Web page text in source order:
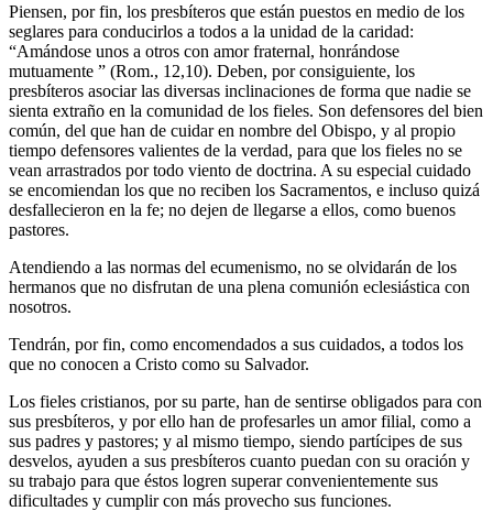
Piensen, por fin, los presbíteros que están puestos en medio de los
seglares para conducirlos a todos a la unidad de la caridad:
“Amándose unos a otros con amor fraternal, honrándose
mutuamente ” (Rom., 12,10). Deben, por consiguiente, los
presbíteros asociar las diversas inclinaciones de forma que nadie se
sienta extraño en la comunidad de los fieles. Son defensores del bien
común, del que han de cuidar en nombre del Obispo, y al propio
tiempo defensores valientes de la verdad, para que los fieles no se
vean arrastrados por todo viento de doctrina. A su especial cuidado
se encomiendan los que no reciben los Sacramentos, e incluso quizá
desfallecieron en la fe; no dejen de llegarse a ellos, como buenos
pastores.
Atendiendo a las normas del ecumenismo, no se olvidarán de los
hermanos que no disfrutan de una plena comunión eclesiástica con
nosotros.
Tendrán, por fin, como encomendados a sus cuidados, a todos los
que no conocen a Cristo como su Salvador.
Los fieles cristianos, por su parte, han de sentirse obligados para con
sus presbíteros, y por ello han de profesarles un amor filial, como a
sus padres y pastores; y al mismo tiempo, siendo partícipes de sus
desvelos, ayuden a sus presbíteros cuanto puedan con su oración y
su trabajo para que éstos logren superar convenientemente sus
dificultades y cumplir con más provecho sus funciones.